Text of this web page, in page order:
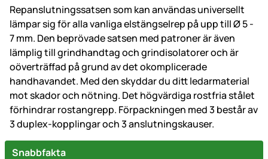
Repanslutningssatsen som kan användas universellt
lämpar sig för alla vanliga elstängselrep på upp till Ø 5 -
7 mm. Den beprövade satsen med patroner är även
lämplig till grindhandtag och grindisolatorer och är
oöverträffad på grund av det okomplicerade
handhavandet. Med den skyddar du ditt ledarmaterial
mot skador och nötning. Det högvärdiga rostfria stålet
förhindrar rostangrepp. Förpackningen med 3 består av
3 duplex-kopplingar och 3 anslutningskauser.
Snabbfakta